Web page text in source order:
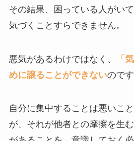
その結果、困っている人がい
気づくことすらできません。
悪気があるわけではなく、
「
めに譲ることができないのです
自分に集中することは悪いこ
が、それが他者との摩擦を生